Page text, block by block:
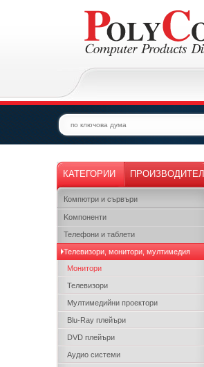
КАТЕГОРИИ ПРОИЗВОДИТЕЛ
Компютри и сървъри
Kомпоненти
Телефони и таблети
Телевизори, монитори, мултимедия
Монитори
Телевизори
Мултимедийни проектори
Blu-Ray плейъри
DVD плейъри
Аудио системи